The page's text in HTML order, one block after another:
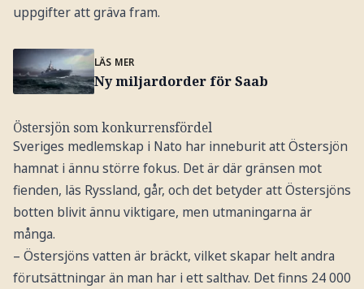
uppgifter att gräva fram.
LÄS MER
Ny miljardorder för Saab
Östersjön som konkurrensfördel
Sveriges medlemskap i Nato har inneburit att Östersjön
hamnat i ännu större fokus. Det är där gränsen mot
fienden, läs Ryssland, går, och det betyder att Östersjöns
botten blivit ännu viktigare, men utmaningarna är
många.
– Östersjöns vatten är bräckt, vilket skapar helt andra
förutsättningar än man har i ett salthav. Det finns 24 000